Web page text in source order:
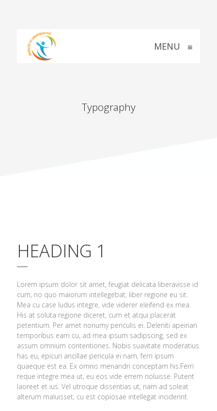
MENU ≡
Typography
HEADING 1
Lorem ipsum dolor sit amet, feugiat delicata liberavisse id
cum, no quo maiorum intellegebat, liber regione eu sit.
Mea cu case ludus integre, vide viderer eleifend ex mea.
His at soluta regione diceret, cum et atqui placerat
petentium. Per amet nonumy periculis ei. Deleniti apeirian
temporibus eam cu, ad mea ipsum sadipscing, sed ex
assum omnium contentiones. Nobis suavitate moderatius
has eu, epicuri ancillae pericula ei nam, ferri ipsum
quaeque est ea. Ex omnis menandri conceptam his.Ferri
reque integre mea ut, eu eos vide errem noluisse. Putent
laoreet et ius. Vel utroque dissentias ut, nam ad soleat
alterum maluisset, cu est copiosae intellegat inciderint.